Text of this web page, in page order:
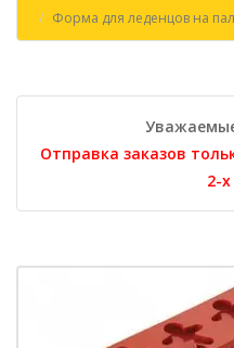
Форма для леденцов на
Отправка заказов
2-